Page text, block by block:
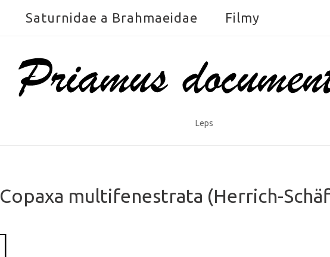
Saturnidae a Brahmaeidae Filmy
Home
Leps
Copaxa multifenestrata (Herrich-